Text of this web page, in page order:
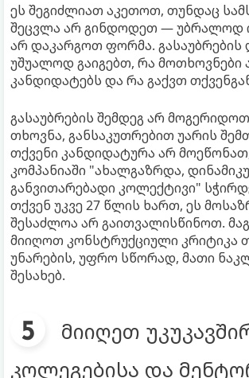
ეს შეგიძლიათ აკეთოთ, თუნდაც
შეცვლა არ გინდოდეთ — უბრალოდ
არ დაკარგოთ ფორმა.
უშუალოდ გაიგებთ, რა მოთხოვნები
კანდიდატებს და რა გაქვთ
გასაუბრების შემდეგ არ მოგერიდოთ
თხოვნა, განსაკუთრებით უარის
თქვენი კანდიდატურა არ
კომპანიაში "ახალგაზრდა,
განვითარებადი კოლექტივი"
თქვენ უკვე 27 წლის ხართ, ეს
შესაძლოა არ გაითვალისწინოთ.
მიიღოთ კონსტრუქციული კრიტიკა
უნარების, უფრო სწორად, მათი
შესახებ.
მიიღეთ
კოლეგებისა და